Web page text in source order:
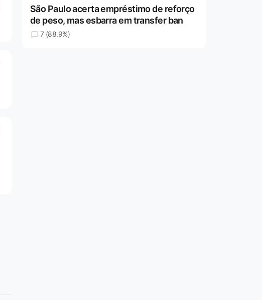
São Paulo acerta empréstimo de reforço
de peso, mas esbarra em transfer ban
7 (88,9%)